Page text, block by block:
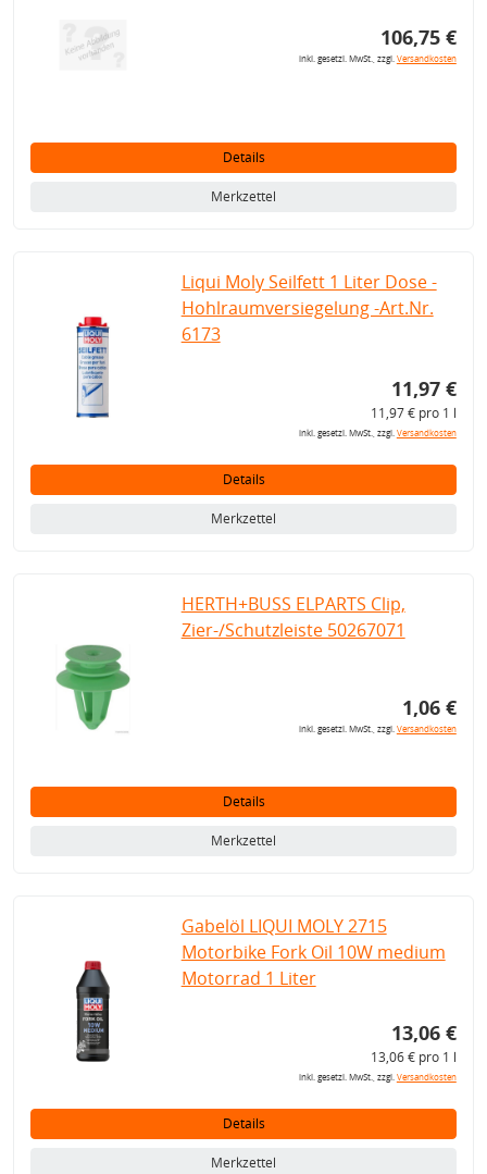
106,75 €
inkl. gesetzl. MwSt., zzgl.Versandkosten
Details
Merkzettel
Liqui Moly Seilfett 1 Liter Dose -
Hohlraumversiegelung -Art.Nr.
6173
11,97 €
11,97 € pro 1 l
inkl. gesetzl. MwSt., zzgl.Versandkosten
Details
Merkzettel
HERTH+BUSS ELPARTS Clip,
Zier-/Schutzleiste 50267071
1,06 €
inkl. gesetzl. MwSt., zzgl.Versandkosten
Details
Merkzettel
Gabelöl LIQUI MOLY 2715
Motorbike Fork Oil 10W medium
Motorrad 1 Liter
13,06 €
13,06 € pro 1 l
inkl. gesetzl. MwSt., zzgl.Versandkosten
Details
Merkzettel